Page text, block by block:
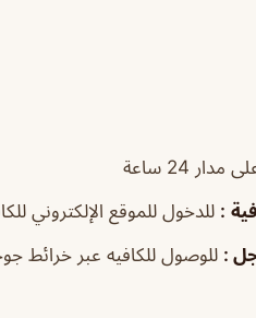
24 ساعة
: للدخول للموقع الإلكتروني
: للوصول للكافيه عبر خرائط